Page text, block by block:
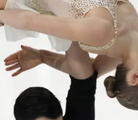
Moderní pětiboj
Motorsport
Olympijské hry
Parasport
Plavání